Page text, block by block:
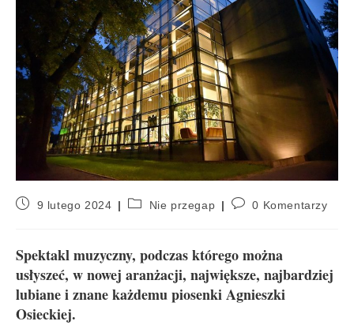
9 lutego 2024 Nie przegap 0 Komentarzy
Spektakl muzyczny, podczas którego można
usłyszeć, w nowej aranżacji, największe, najbardziej
lubiane i znane każdemu piosenki Agnieszki
Osieckiej.